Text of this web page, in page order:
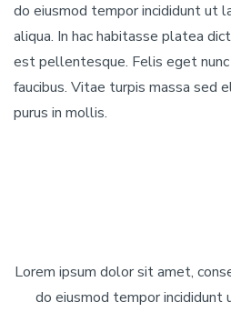
do eiusmod tempor incididunt ut
aliqua. In hac habitasse platea
est pellentesque. Felis eget
faucibus. Vitae turpis massa sed
purus in mollis.
Lorem ipsum dolor sit amet,
do eiusmod tempor